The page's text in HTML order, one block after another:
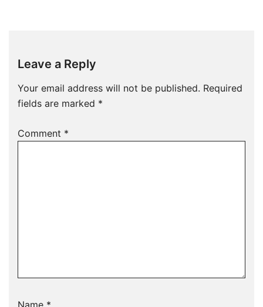
Leave a Reply
Your email address will not be published. Required
fields are marked *
Comment *
Name *